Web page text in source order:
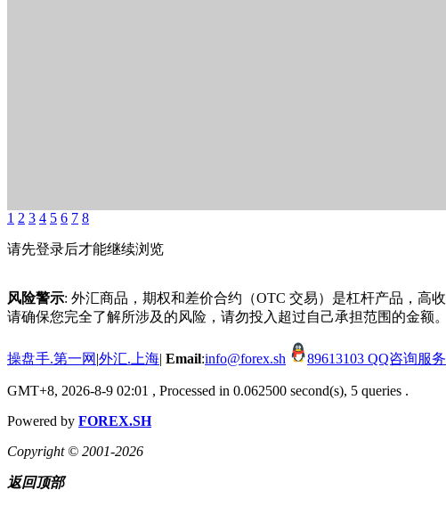
1 2 3 4 5 6 7 8
请先登录后才能继续浏览
风险警示: 外汇商品，期权和差价合约（OTC 交易）是杠杆产品，高
请确保您完全了解所涉及的风险，请勿投入超过自己承担范围的金额。
操盘手.第一网 |外汇.上海| Email:info@forex.sh 89613103 QQ咨询服务
GMT+8, 2026-8-9 02:01 , Processed in 0.062500 second(s), 5 queries .
Powered by FOREX.SH
Copyright © 2001-2026
返回顶部